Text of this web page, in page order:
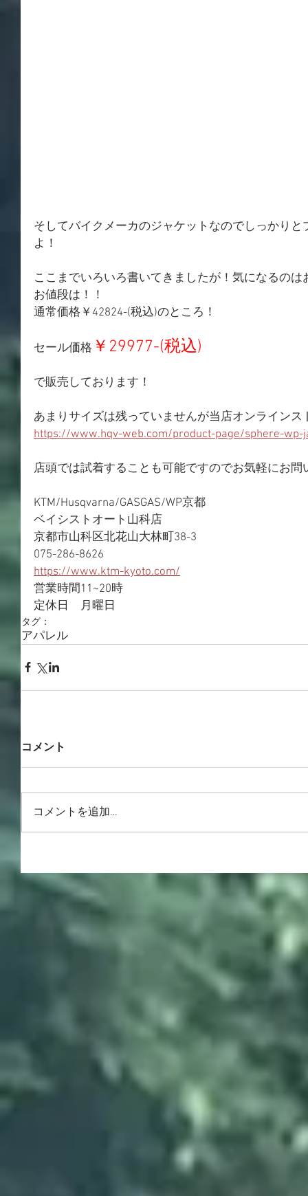
そしてバイクメーカのジャケットなのでしっかり
よ！
ここまでいろいろ書いてきましたが！気になるのは
お値段は！！
通常価格￥42824-(税込)のところ！
セール価格 ￥29977-(税込)
で販売しております！
あまりサイズは残っていませんが当店オンライン
https://www.hqv-web.com/product-page/sphere-wp-
店頭では試着することも可能ですのでお気軽にお問
KTM/Husqvarna/GASGAS/WP京都
ベイシストオート山科店
京都市山科区北花山大林町38-3
075-286-8626
https://www.ktm-kyoto.com/
営業時間11~20時
定休日　月曜日
タグ：
アパレル
コメント
コメントを追加…